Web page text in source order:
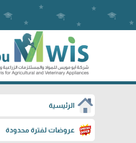
الرئيسية
عروضات لفترة محدودة